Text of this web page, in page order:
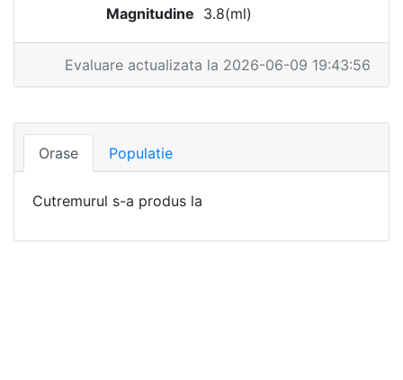
Magnitudine 3.8(ml)
Evaluare actualizata la 2026-06-09 19:43:56
Orase Populatie
Cutremurul s-a produs la